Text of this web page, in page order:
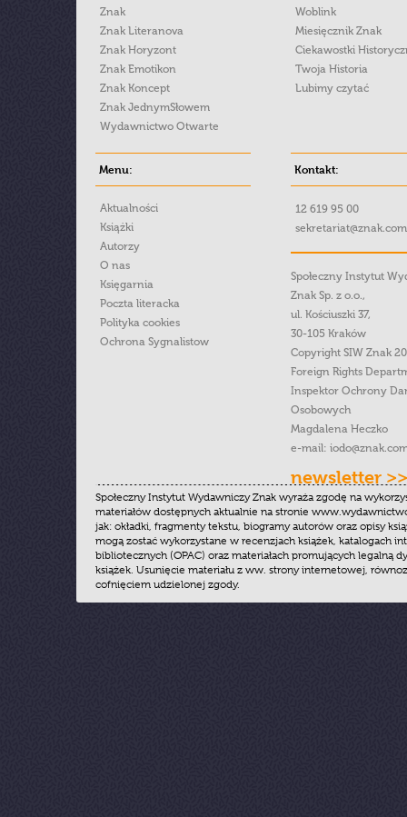
Znak
Znak Literanova
Znak Horyzont
Znak Emotikon
Znak Koncept
Znak JednymSłowem
Wydawnictwo Otwarte
Woblink
Miesięcznik Znak
Ciekawostki
Twoja Historia
Lubimy czytać
Menu:
Aktualności
Książki
Autorzy
O nas
Księgarnia
Poczta literacka
Polityka cookies
Ochrona Sygnalistow
Kontakt:
12 619 95 00
Społeczny Instytut
Znak Sp. z o.o.,
ul. Kościuszki 37,
30-105 Kraków
Copyright SIW Znak
Foreign Rights
Inspektor Ochrony
Osobowych
Magdalena Heczko
e-mail:
newsletter >>
Społeczny Instytut Wydawniczy Znak wyraża zgodę na
materiałów dostępnych aktualnie na stronie
jak: okładki, fragmenty tekstu, biogramy autorów oraz opisy
mogą zostać wykorzystane w recenzjach książek, katalogach
bibliotecznych (OPAC) oraz materiałach promujących legalną
książek. Usunięcie materiału z ww. strony internetowej,
cofnięciem udzielonej zgody.